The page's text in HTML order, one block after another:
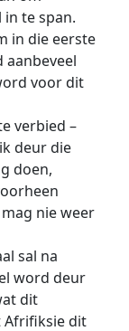
te span.
in die eerste
voor dit
verbied –
deur die
doen,
nie weer
sal na
word deur
dit
Afrifiksie dit